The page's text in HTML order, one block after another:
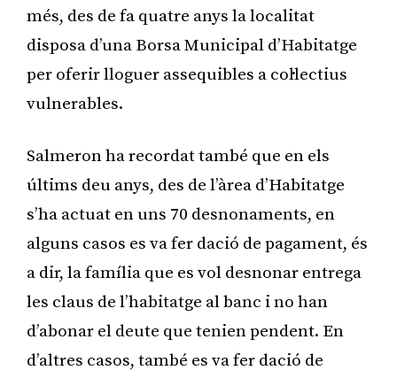
més, des de fa quatre anys la localitat
disposa d’una Borsa Municipal d’Habitatge
per oferir lloguer assequibles a col·lectius
vulnerables.
Salmeron ha recordat també que en els
últims deu anys, des de l’àrea d’Habitatge
s’ha actuat en uns 70 desnonaments, en
alguns casos es va fer dació de pagament, és
a dir, la família que es vol desnonar entrega
les claus de l’habitatge al banc i no han
d’abonar el deute que tenien pendent. En
d’altres casos, també es va fer dació de